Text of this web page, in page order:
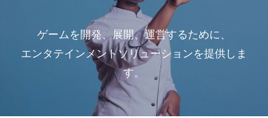
ゲームを開発、展開、運営するために、
エンタテインメントソリューションを提供しま
す。